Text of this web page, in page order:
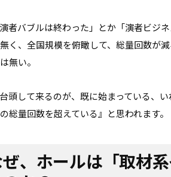
者バブルは終わった」とか「演者ビジ
く、全国規模を俯瞰して、総量回数が
無い。
頭して来るのが、既に始まっている、
総量回数を超えている』と思われます。
、ホールは「取材